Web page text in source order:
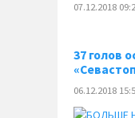
07.12.2018
37 голов
06.12.2018